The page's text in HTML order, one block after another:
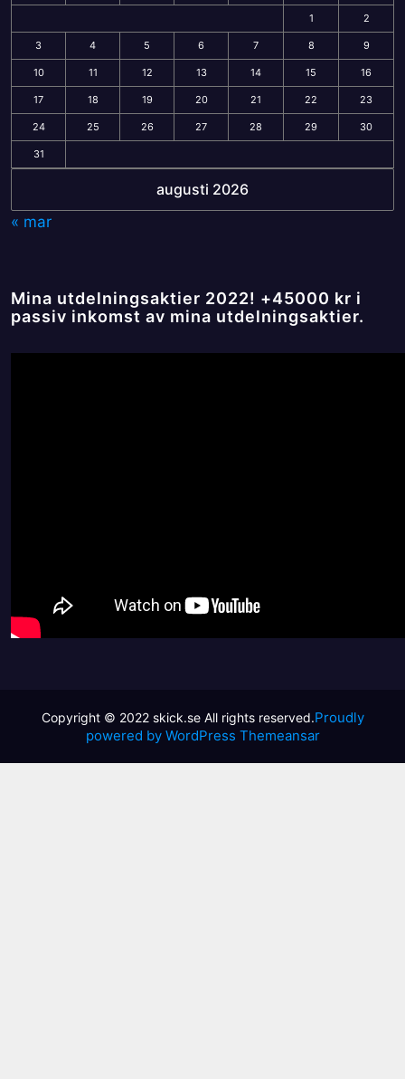
augusti 2026
1 2
3 4 5 6 7 8 9
10 11 12 13 14 15 16
17 18 19 20 21 22 23
24 25 26 27 28 29 30
31
« mar
Mina utdelningsaktier 2022! +45000 kr i
passiv inkomst av mina utdelningsaktier.
Proudly
powered by WordPress Themeansar